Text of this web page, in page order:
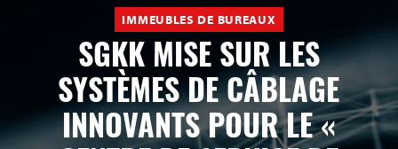
IMMEUBLES DE BUREAUX
SGKK MISE SUR LES
SYSTÈMES DE CÂBLAGE
INNOVANTS POUR LE «